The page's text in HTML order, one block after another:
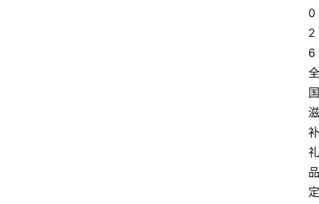
0
2
6
全
国
滋
补
礼
品
定